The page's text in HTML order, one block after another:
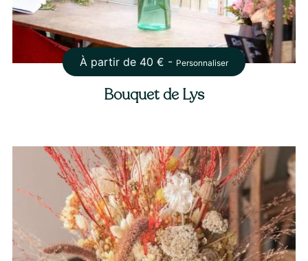
À partir de 40 € - Personnaliser
Bouquet de Lys